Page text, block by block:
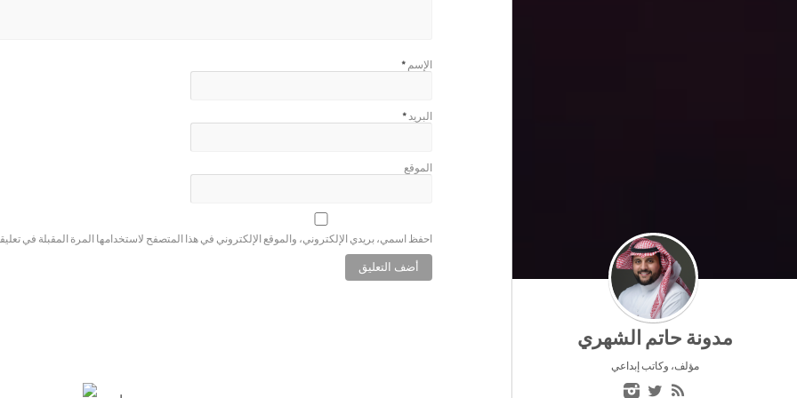
مدونة حاتم الشهري
مؤلف، وكاتب إبداعي
الإسم *
البريد*
الموقع
احفظ اسمي، بريدي الإلكتروني، والموقع الإلكتروني في هذا المتصفح لاستخدامها المرة المقبلة في